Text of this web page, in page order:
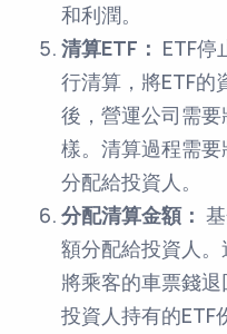
和利潤。
清算ETF： ETF停
行清算，將ETF的
後，營運公司需
樣。清算過程需
分配給投資人。
分配清算金額：
額分配給投資人
將乘客的車票錢
投資人持有的ETF